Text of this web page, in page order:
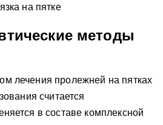
на пятке
методы
лечения пролежней на пятках
считается
в составе комплексной